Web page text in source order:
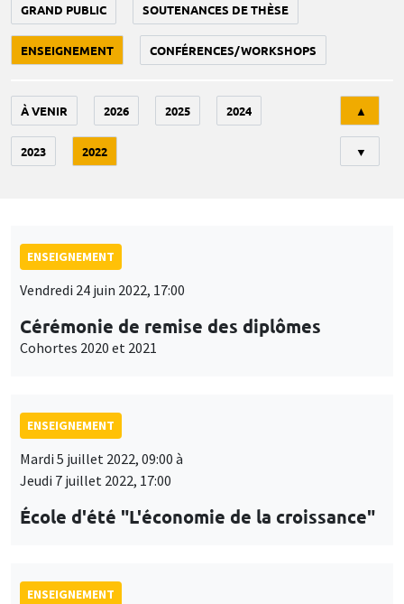
GRAND PUBLIC SOUTENANCES DE THÈSE
ENSEIGNEMENT CONFÉRENCES/WORKSHOPS
À VENIR 2026 2025 2024
2023 2022
▲
▼
ENSEIGNEMENT
Vendredi 24 juin 2022, 17:00
Cérémonie de remise des diplômes
Cohortes 2020 et 2021
ENSEIGNEMENT
Mardi 5 juillet 2022, 09:00 à
Jeudi 7 juillet 2022, 17:00
École d'été "L'économie de la croissance"
ENSEIGNEMENT